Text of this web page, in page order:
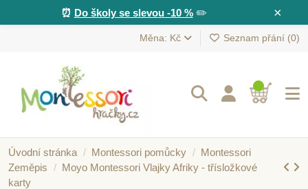
×
⏰ Do školy se slevou -10 %✏️
Měna: Kč Seznam přání (0)
Úvodní stránka Montessori pomůcky
Montessori
Zeměpis
Moyo Montessori Vlajky Afriky - třísložkové
karty